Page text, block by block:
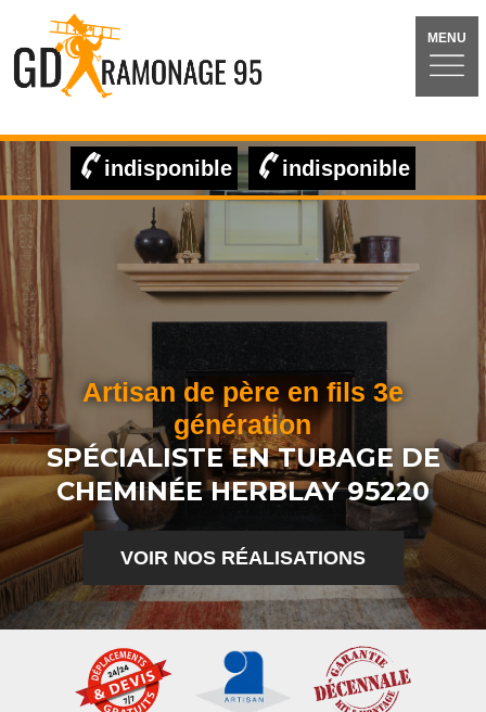
MENU
indisponible indisponible
Artisan de père en fils 3e
génération
SPÉCIALISTE EN TUBAGE DE
CHEMINÉE HERBLAY 95220
VOIR NOS RÉALISATIONS